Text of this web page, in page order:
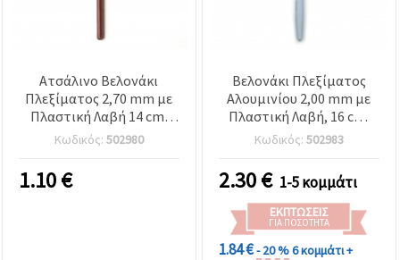
Ατσάλινο Βελονάκι
Πλεξίματος 2,70 mm με
Πλαστική Λαβή 14 cm,
SKC
Κωδικός: 502980
1.10€
Βελονάκι Πλεξίματος
Αλουμινίου 2,00 mm με
Πλαστική Λαβή, 16 cm,
SKC
Κωδικός: 502983
2.30€ 1-5 κομμάτι
ΕΚΠΤΏΣΕΙΣ
ΓΙΑ ΠΟΣΌΤΗΤΑ
1.84 €- 20 %6 κομμάτι +